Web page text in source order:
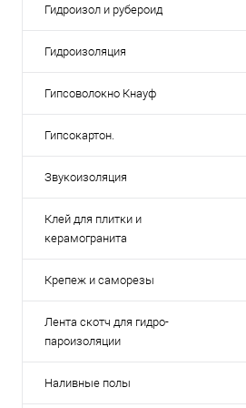
Гидроизол и рубероид
Гидроизоляция
Гипсоволокно Кнауф
Гипсокартон.
Звукоизоляция
Клей для плитки и
керамогранита
Крепеж и саморезы
Лента скотч для гидро-
пароизоляции
Наливные полы